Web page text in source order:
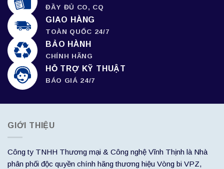
ĐẦY ĐỦ CO, CQ
GIAO HÀNG
TOÀN QUỐC 24/7
BẢO HÀNH
CHÍNH HÃNG
HỖ TRỢ KỸ THUẬT
BÁO GIÁ 24/7
GIỚI THIỆU
Công ty TNHH Thương mại & Công nghệ Vĩnh Thịnh là Nhà
phân phối độc quyền chính hãng thương hiệu Vòng bi VPZ,